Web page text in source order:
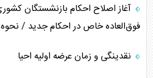
تأثیر جنگ ایران و آمریکا بر اقتصاد
فوق‌العاده خاص در احکام جدید /
نقدینگی و زمان عرضه اولیه احیا